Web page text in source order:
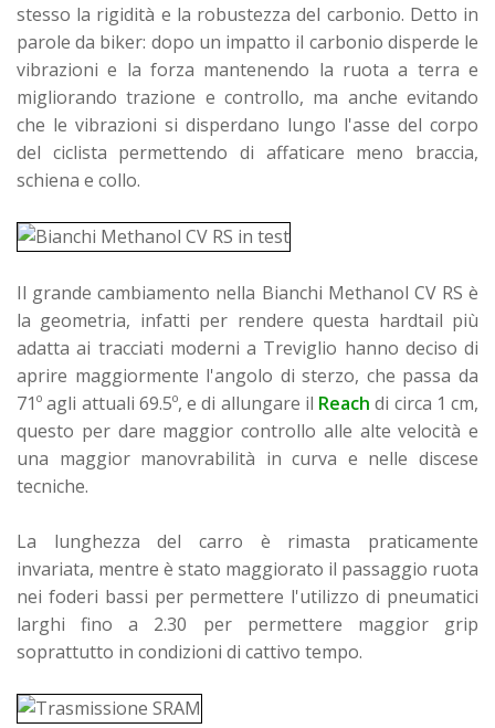
stesso la rigidità e la robustezza del carbonio. Detto in
parole da biker: dopo un impatto il carbonio disperde le
vibrazioni e la forza mantenendo la ruota a terra e
migliorando trazione e controllo, ma anche evitando
che le vibrazioni si disperdano lungo l'asse del corpo
del ciclista permettendo di affaticare meno braccia,
schiena e collo.
Il grande cambiamento nella Bianchi Methanol CV RS è
la geometria, infatti per rendere questa hardtail più
adatta ai tracciati moderni a Treviglio hanno deciso di
aprire maggiormente l'angolo di sterzo, che passa da
71º agli attuali 69.5º, e di allungare il Reach di circa 1 cm,
questo per dare maggior controllo alle alte velocità e
una maggior manovrabilità in curva e nelle discese
tecniche.
La lunghezza del carro è rimasta praticamente
invariata, mentre è stato maggiorato il passaggio ruota
nei foderi bassi per permettere l'utilizzo di pneumatici
larghi fino a 2.30 per permettere maggior grip
soprattutto in condizioni di cattivo tempo.